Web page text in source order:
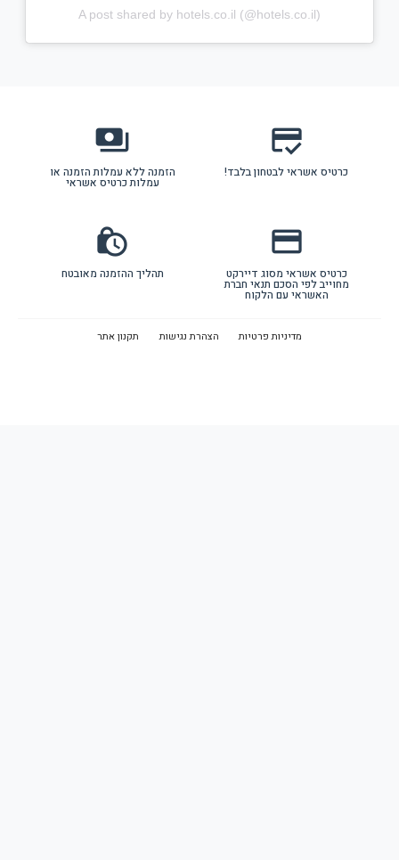
A post shared by hotels.co.il (@hotels.co.il)
אשראי לבטחון בלבד! הזמנה ללא עמלות הזמנה או
עמלות כרטיס אשראי
אשראי מסוג דיירקט
לפי הסכם תנאי חברת
האשראי עם הלקוח
תהליך ההזמנה מאובטח
מדיניות פרטיות הצהרת נגישות תקנון אתר